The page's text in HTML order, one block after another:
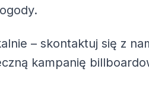
– skontaktuj się z
kampanię